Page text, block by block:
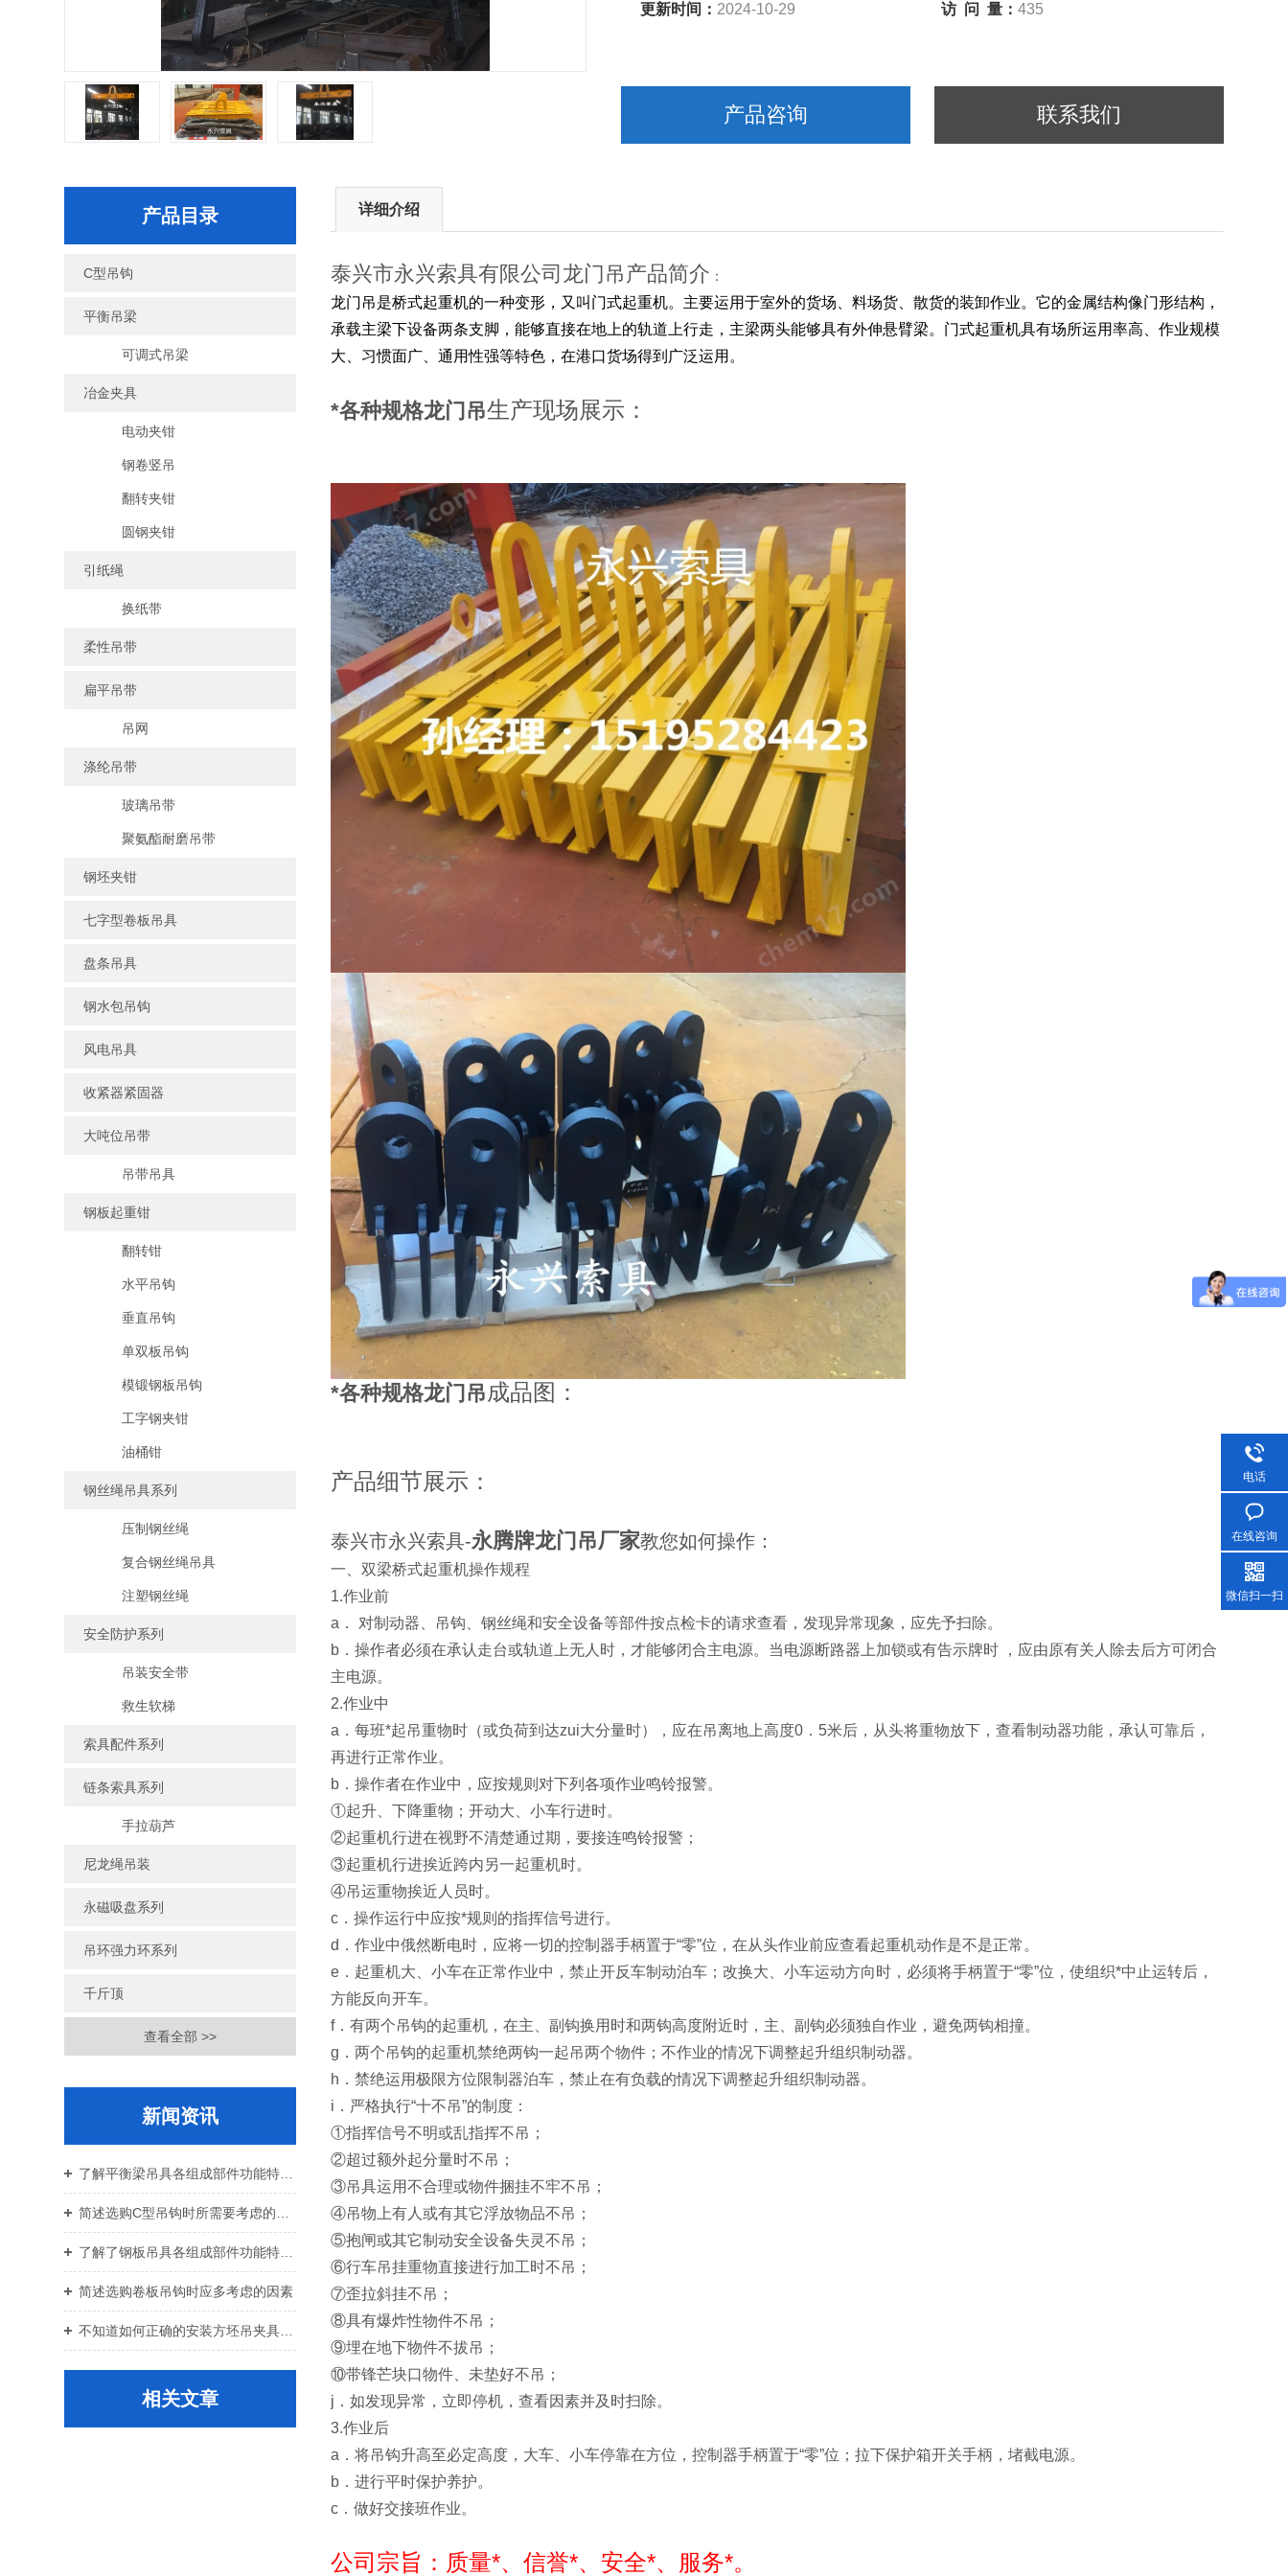
更新时间： 2024-10-29 访 问 量：435
产品咨询 联系我们
产品目录
C型吊钩
平衡吊梁
可调式吊梁
冶金夹具
电动夹钳
钢卷竖吊
翻转夹钳
圆钢夹钳
引纸绳
换纸带
柔性吊带
扁平吊带
吊网
涤纶吊带
玻璃吊带
聚氨酯耐磨吊带
钢坯夹钳
七字型卷板吊具
盘条吊具
钢水包吊钩
风电吊具
收紧器紧固器
大吨位吊带
吊带吊具
钢板起重钳
翻转钳
水平吊钩
垂直吊钩
单双板吊钩
模锻钢板吊钩
工字钢夹钳
油桶钳
钢丝绳吊具系列
压制钢丝绳
复合钢丝绳吊具
注塑钢丝绳
安全防护系列
吊装安全带
救生软梯
索具配件系列
链条索具系列
手拉葫芦
尼龙绳吊装
永磁吸盘系列
吊环强力环系列
千斤顶
查看全部 >>
新闻资讯
简述选购卷板吊钩时应多考虑的因素
相关文章
详细介绍
泰兴市永兴索具有限公司龙门吊产品简介 ：
龙门吊是桥式起重机的一种变形，又叫门式起重机。 主要运用于室外的货场、料场货、散货的装卸作业。它的金属结构像门形结构，
承载主梁下设备两条支脚，能够直接在地上的轨道上行走，主梁两头能够具有外伸悬臂梁。门式起重机具有场所运用率高、作业规模
大、习惯面广、通用性强等特色，在港口货场得到广泛运用。
*各种规格龙门吊生产现场展示：
*各种规格龙门吊成品图：
产品细节展示：
泰兴市永兴索具-永腾牌龙门吊厂家教您如何操作：
一、双梁桥式起重机操作规程
1.作业前
a． 对制动器、吊钩、钢丝绳和安全设备等部件按点检卡的请求查看，发现异常现象，应先予扫除。
b．操作者必须在承认走台或轨道上无人时，才能够闭合主电源。当电源断路器上加锁或有告示牌时 ，应由原有关人除去后方可闭合
主电源。
2.作业中
a．每班*起吊重物时（或负荷到达zui大分量时），应在吊离地上高度0．5米后，从头将重物放下，查看制动器功能，承认可靠后，
再进行正常作业。
b．操作者在作业中，应按规则对下列各项作业鸣铃报警。
①起升、下降重物；开动大、小车行进时。
②起重机行进在视野不清楚通过期，要接连鸣铃报警；
③起重机行进挨近跨内另一起重机时。
④吊运重物挨近人员时。
c．操作运行中应按*规则的指挥信号进行。
d．作业中俄然断电时，应将一切的控制器手柄置于“零”位，在从头作业前应查看起重机动作是不是正常。
e．起重机大、小车在正常作业中，禁止开反车制动泊车；改换大、小车运动方向时，必须将手柄置于“零”位，使组织*中止运转后，
方能反向开车。
f．有两个吊钩的起重机，在主、副钩换用时和两钩高度附近时，主、副钩必须独自作业，避免两钩相撞。
g．两个吊钩的起重机禁绝两钩一起吊两个物件；不作业的情况下调整起升组织制动器。
h．禁绝运用极限方位限制器泊车，禁止在有负载的情况下调整起升组织制动器。
i．严格执行“十不吊”的制度：
①指挥信号不明或乱指挥不吊；
②超过额外起分量时不吊；
③吊具运用不合理或物件捆挂不牢不吊；
④吊物上有人或有其它浮放物品不吊；
⑤抱闸或其它制动安全设备失灵不吊；
⑥行车吊挂重物直接进行加工时不吊；
⑦歪拉斜挂不吊；
⑧具有爆炸性物件不吊；
⑨埋在地下物件不拔吊；
⑩带锋芒块口物件、未垫好不吊；
j．如发现异常，立即停机，查看因素并及时扫除。
3.作业后
a．将吊钩升高至必定高度，大车、小车停靠在方位，控制器手柄置于“零”位；拉下保护箱开关手柄，堵截电源。
b．进行平时保护养护。
c．做好交接班作业。
公司宗旨：质量*、信誉*、安全*、服务*。
电话
在线咨询
微信扫一扫